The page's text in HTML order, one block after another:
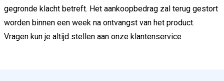
gegronde klacht betreft. Het aankoopbedrag zal terug gestort
worden binnen een week na ontvangst van het product.
Vragen kun je altijd stellen aan onze klantenservice